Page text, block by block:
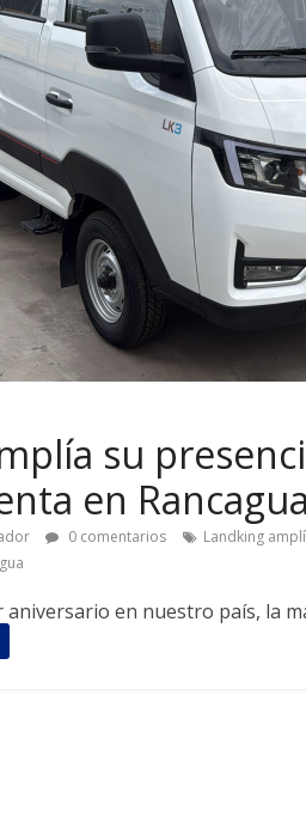
su
en Rancagua
0 comentarios
Landking
aniversario en nuestro país, la